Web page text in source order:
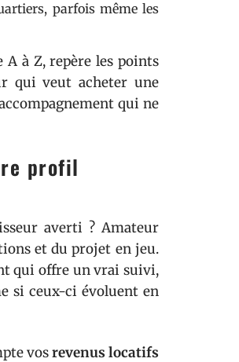
parfois même les
à Z, repère les points
qui veut acheter une
qui ne
profil
averti ? Amateur
et du projet en jeu.
qui offre un vrai suivi,
si ceux-ci évoluent en
vosrevenus locatifs